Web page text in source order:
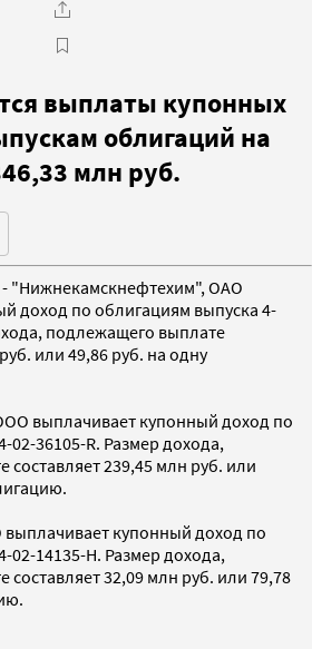
выплаты купонных
облигаций на
млн руб.
- "Нижнекамскнефтехим", ОАО
доход по облигациям выпуска 4-
подлежащего выплате
или 49,86 руб. на одну
выплачивает купонный доход по
02-36105-R. Размер дохода,
239,45 млн руб. или
купонный доход по
02-14135-H. Размер дохода,
32,09 млн руб. или 79,78